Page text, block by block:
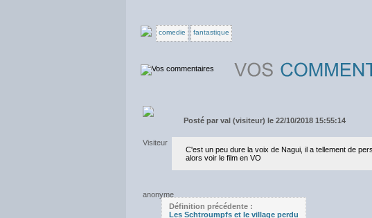
comedie fantastique
Posté par val (visiteur) le 22/10/2018 15:55:14
C'est un peu dure la voix de Nagui, il a tellement de
alors voir le film en VO
Définition précédente :
Les Schtroumpfs et le village perdu